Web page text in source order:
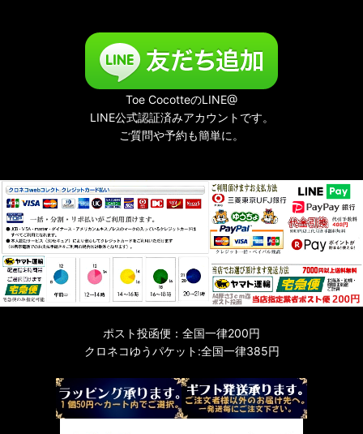
Toe CocotteのLINE@
LINE公式認証済みアカウントです。
ご質問や予約も簡単に。
ポスト投函便：全国一律200円
クロネコゆうパケット:全国一律385円